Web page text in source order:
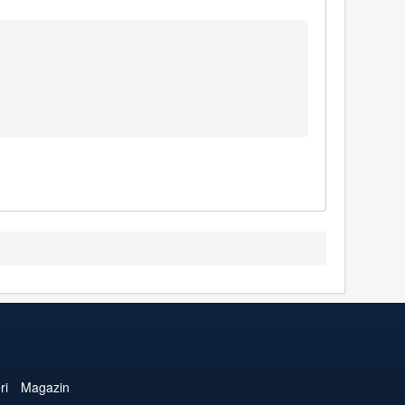
Magazin